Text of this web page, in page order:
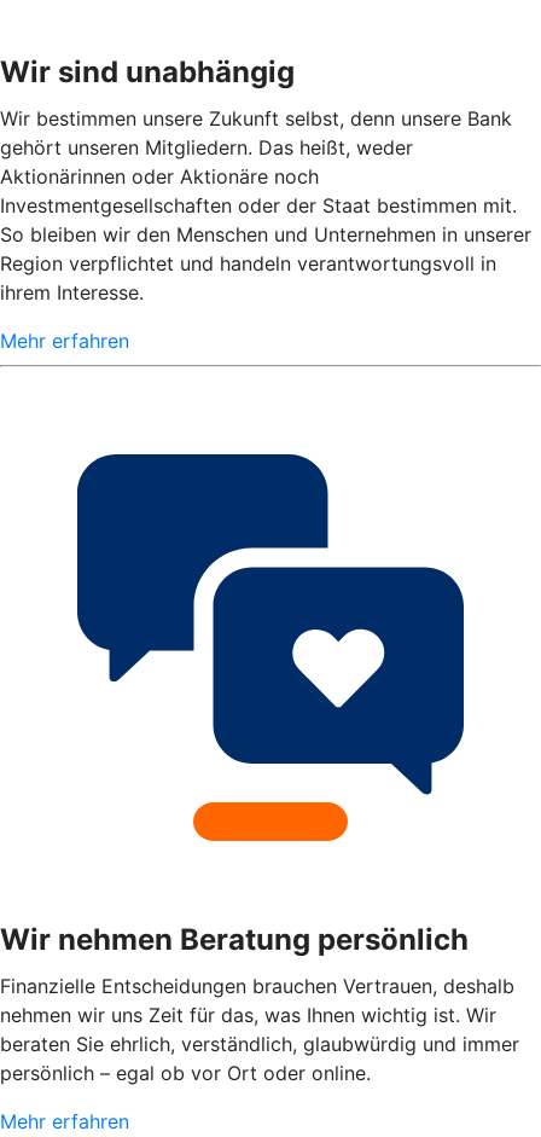
Wir sind unabhängig
Wir bestimmen unsere Zukunft selbst, denn unsere Bank
gehört unseren Mitgliedern. Das heißt, weder
Aktionärinnen oder Aktionäre noch
Investmentgesellschaften oder der Staat bestimmen mit.
So bleiben wir den Menschen und Unternehmen in unserer
Region verpflichtet und handeln verantwortungsvoll in
ihrem Interesse.
Mehr erfahren
Wir nehmen Beratung persönlich
Finanzielle Entscheidungen brauchen Vertrauen, deshalb
nehmen wir uns Zeit für das, was Ihnen wichtig ist. Wir
beraten Sie ehrlich, verständlich, glaubwürdig und immer
persönlich – egal ob vor Ort oder online.
Mehr erfahren